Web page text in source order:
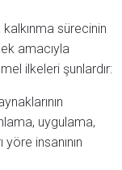
sürecinin
amacıyla
ilkeleri şunlardır:
uygulama,
insanının